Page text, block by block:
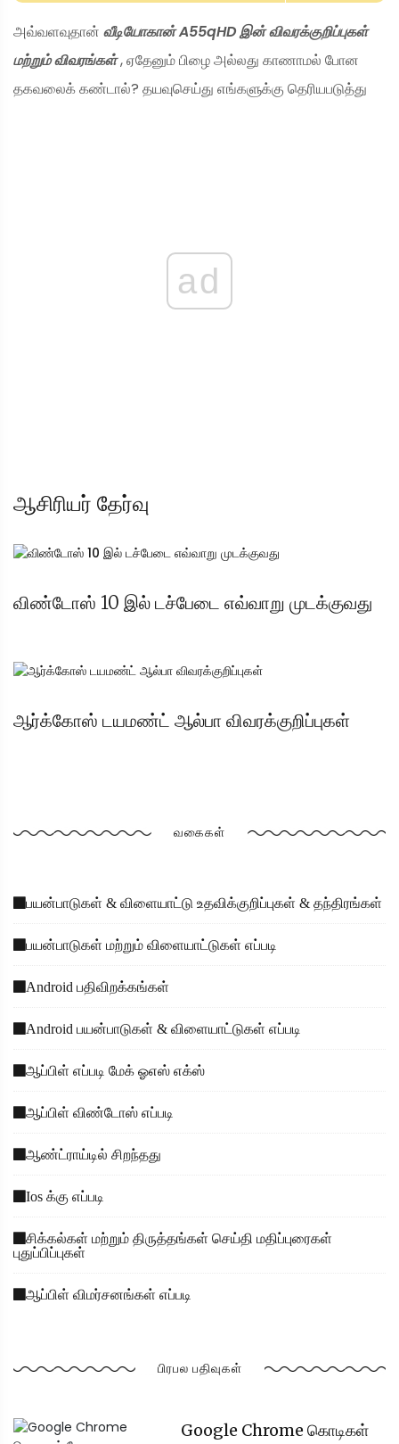
அவ்வளவுதான் வீடியோகான் A55qHD இன் விவரக்குறிப்புகள்
மற்றும் விவரங்கள், ஏதேனும் பிழை அல்லது காணாமல் போன
தகவலைக் கண்டால்? தயவுசெய்து எங்களுக்கு தெரியபடுத்து
ad
ஆசிரியர் தேர்வு
விண்டோஸ் 10 இல் டச்பேடை எவ்வாறு முடக்குவது
ஆர்க்கோஸ் டயமண்ட் ஆல்பா விவரக்குறிப்புகள்
வகைகள்
பயன்பாடுகள் & விளையாட்டு உதவிக்குறிப்புகள் & தந்திரங்கள்
பயன்பாடுகள் மற்றும் விளையாட்டுகள் எப்படி
Android பதிவிறக்கங்கள்
Android பயன்பாடுகள் & விளையாட்டுகள் எப்படி
ஆப்பிள் எப்படி மேக் ஓஎஸ் எக்ஸ்
ஆப்பிள் விண்டோஸ் எப்படி
ஆண்ட்ராய்டில் சிறந்தது
Ios க்கு எப்படி
சிக்கல்கள் மற்றும் திருத்தங்கள் செய்தி மதிப்புரைகள்
புதுப்பிப்புகள்
ஆப்பிள் விமர்சனங்கள் எப்படி
பிரபல பதிவுகள்
Google Chrome கொடிகள்